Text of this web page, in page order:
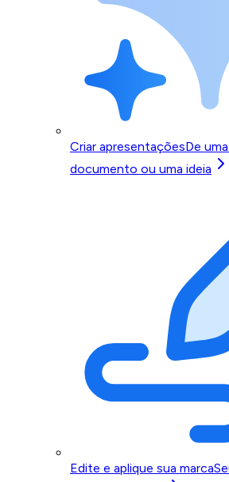
Criar apresentaçõesDe
documento ou uma ideia
Edite e aplique sua marca